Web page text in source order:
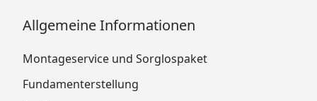
Allgemeine Informationen
Montageservice und Sorglospaket
Fundamenterstellung